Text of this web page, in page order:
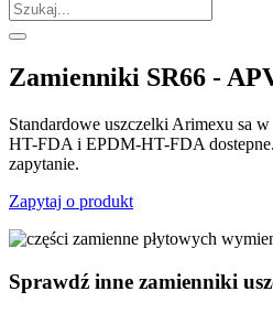
Zamienniki SR66 -
Standardowe uszczelki Arimexu sa
HT-FDA i EPDM-HT-FDA
zapytanie.
Zapytaj o produkt
Sprawdź inne zamienniki